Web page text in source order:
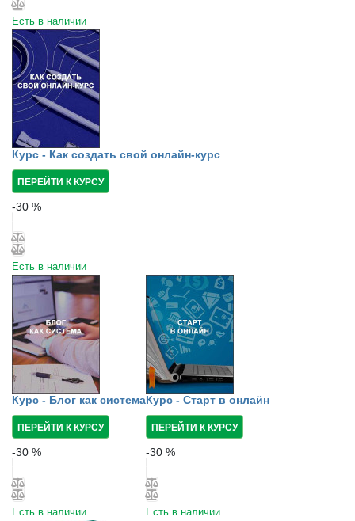
Есть в наличии
Курс - Как создать свой онлайн-курс
ПЕРЕЙТИ К КУРСУ
-30 %
Есть в наличии
Курс - Блог как система
ПЕРЕЙТИ К КУРСУ
-30 %
Есть в наличии
Курс - Старт в онлайн
ПЕРЕЙТИ К КУРСУ
-30 %
Есть в наличии